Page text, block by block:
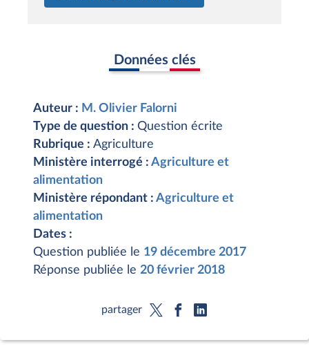
Données clés
Auteur : M. Olivier Falorni
Type de question : Question écrite
Rubrique : Agriculture
Ministère interrogé : Agriculture et
alimentation
Ministère répondant : Agriculture et
alimentation
Dates :
Question publiée le 19 décembre 2017
Réponse publiée le 20 février 2018
partager